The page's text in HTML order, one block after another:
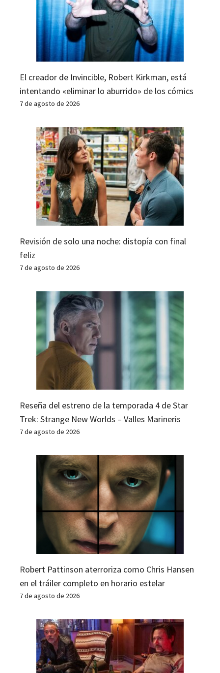
El creador de Invincible, Robert Kirkman, está
intentando «eliminar lo aburrido» de los cómics
7 de agosto de 2026
Revisión de solo una noche: distopía con final
feliz
7 de agosto de 2026
Reseña del estreno de la temporada 4 de Star
Trek: Strange New Worlds – Valles Marineris
7 de agosto de 2026
Robert Pattinson aterroriza como Chris Hansen
en el tráiler completo en horario estelar
7 de agosto de 2026